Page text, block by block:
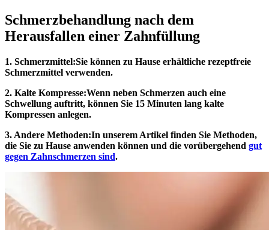
Schmerzbehandlung nach dem
Herausfallen einer Zahnfüllung
1. Schmerzmittel:Sie können zu Hause erhältliche rezeptfreie
Schmerzmittel verwenden.
2. Kalte Kompresse:Wenn neben Schmerzen auch eine
Schwellung auftritt, können Sie 15 Minuten lang kalte
Kompressen anlegen.
3. Andere Methoden:In unserem Artikel finden Sie Methoden,
die Sie zu Hause anwenden können und die vorübergehend gut
gegen Zahnschmerzen sind.